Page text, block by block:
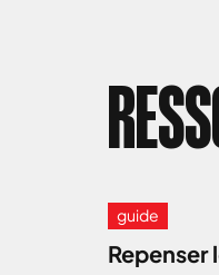
guide
Repenser